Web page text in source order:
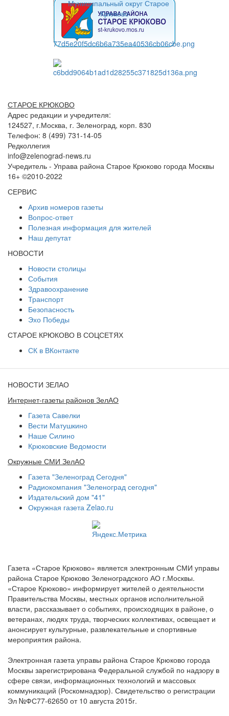
СТАРОЕ КРЮКОВО
Адрес редакции и учредителя:
124527, г.Москва, г. Зеленоград, корп. 830
Телефон: 8 (499) 731-14-05
Редколлегия
info@zelenograd-news.ru
Учредитель - Управа района Старое Крюково города Москвы
16+ ©2010-2022
СЕРВИС
Архив номеров газеты
Вопрос-ответ
Полезная информация для жителей
Наш депутат
НОВОСТИ
Новости столицы
События
Здравоохранение
Транспорт
Безопасность
Эхо Победы
СТАРОЕ КРЮКОВО В СОЦСЕТЯХ
СК в ВКонтакте
НОВОСТИ ЗЕЛАО
Интернет-газеты районов ЗелАО
Газета Савелки
Вести Матушкино
Наше Силино
Крюковские Ведомости
Окружные СМИ ЗелАО
Газета "Зеленоград Сегодня"
Радиокомпания "Зеленоград сегодня"
Издательский дом "41"
Окружная газета Zelao.ru
Газета «Старое Крюково» является электронным СМИ управы
района Старое Крюково Зеленоградского АО г.Москвы.
«Старое Крюково» информирует жителей о деятельности
Правительства Москвы, местных органов исполнительной
власти, рассказывает о событиях, происходящих в районе, о
ветеранах, людях труда, творческих коллективах, освещает и
анонсирует культурные, развлекательные и спортивные
мероприятия района.
Электронная газета управы района Старое Крюково города
Москвы зарегистрирована Федеральной службой по надзору в
сфере связи, информационных технологий и массовых
коммуникаций (Роскомнадзор). Свидетельство о регистрации
Эл №ФС77-62650 от 10 августа 2015г.